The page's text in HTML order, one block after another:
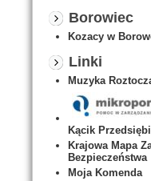
Borowiec
Kozacy w
Linki
Muzyka
Kącik
Krajowa Mapa
Bezpieczeństwa
Moja Komenda